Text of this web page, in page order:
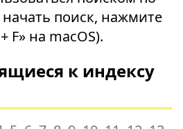
поиск, нажмите
F» на macOS).
к индексу